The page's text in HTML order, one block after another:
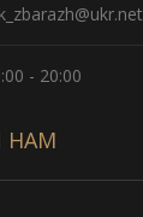
- 20:00
НАМ